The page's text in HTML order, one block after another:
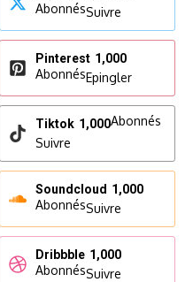
AbonnésSuivre
Pinterest 1,000
AbonnésEpingler
Tiktok 1,000Abonnés
Suivre
Soundcloud 1,000
AbonnésSuivre
Dribbble 1,000
AbonnésSuivre